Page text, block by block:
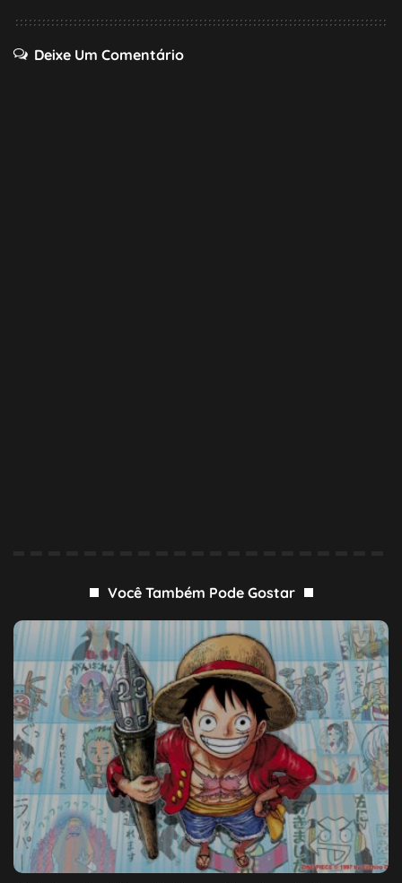
Deixe Um Comentário
Você Também Pode Gostar